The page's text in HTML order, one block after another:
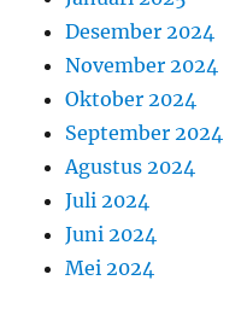
Desember 2024
November 2024
Oktober 2024
September 2024
Agustus 2024
Juli 2024
Juni 2024
Mei 2024